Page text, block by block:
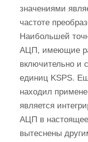
значениями
частоте
Наибольшей
АЦП, имеющие
включительно и
единиц KSPS.
находил
является
АЦП в настоящее
вытеснены